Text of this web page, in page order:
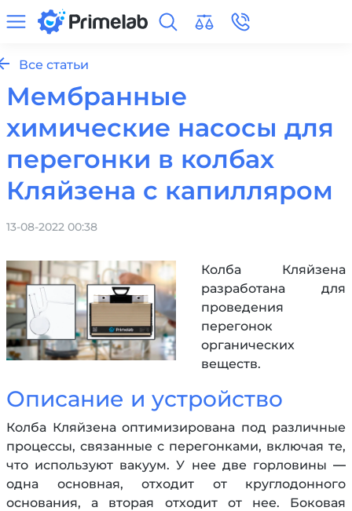
Все статьи
Мембранные
химические насосы для
перегонки в колбах
Кляйзена с капилляром
13-08-2022 00:38
Колба Кляйзена
разработана для
проведения
перегонок
органических
веществ.
Описание и устройство
Колба Кляйзена оптимизирована под различные
процессы, связанные с перегонками, включая те,
что используют вакуум. У нее две горловины —
одна основная, отходит от круглодонного
основания, а вторая отходит от нее. Боковая